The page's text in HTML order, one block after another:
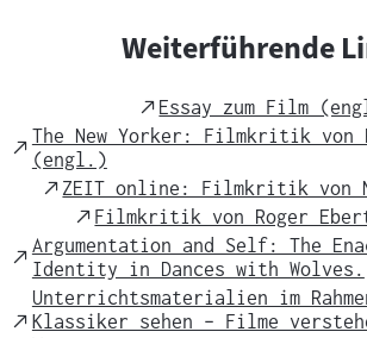
a
t
e
i
a
l
Weiterführende
External
Link
Essay zum Film
External
Link
The New Yorker: Filmkritik von
(engl.)
External
Link
ZEIT online: Filmkritik von
External
Link
Filmkritik von Roger
External
Link
Argumentation and Self: The
Identity in Dances with Wolves.
External
Unterrichtsmaterialien im
Klassiker sehen – Filme